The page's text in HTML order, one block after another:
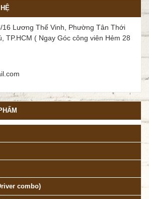
16 Lương Thế Vinh, Phường Tân Thới
TP.HCM ( Ngay Góc công viên Hẻm 28
combo)